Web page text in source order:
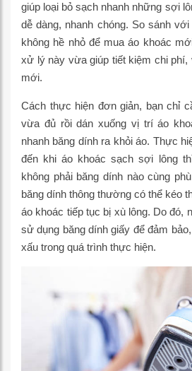
giúp loại bỏ sạch nhanh những sợi
dễ dàng, nhanh chóng. So sánh
không hề nhỏ để mua áo khoác
xử lý này vừa giúp tiết kiệm chi phí,
mới.
Cách thực hiện đơn giản, bạn chỉ
vừa đủ rồi dán xuống vị trí áo
nhanh băng dính ra khỏi áo. Thực
đến khi áo khoác sạch sợi lông
không phải băng dính nào cùng
băng dính thông thường có thể kéo
áo khoác tiếp tục bị xù lông. Do đó,
sử dụng băng dính giấy để đảm
xấu trong quá trình thực hiện.